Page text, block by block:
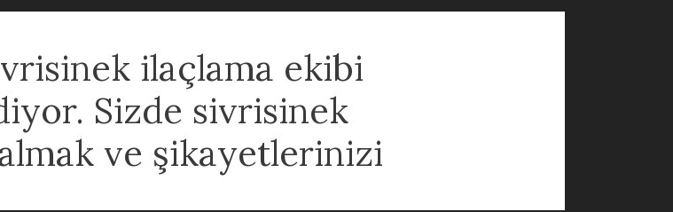
ilaçlama ekibi
Sizde sivrisinek
ve şikayetlerinizi